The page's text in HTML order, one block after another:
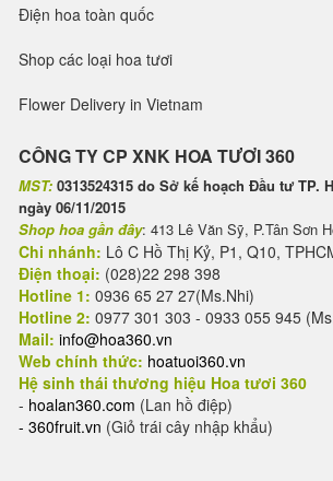
Điện hoa toàn quốc
Shop các loại hoa tươi
Flower Delivery in Vietnam
CÔNG TY CP XNK HOA TƯƠI 360
MST: 0313524315 do Sở kế hoạch Đầu tư TP.
ngày 06/11/2015
Shop hoa gần đây: 413 Lê Văn Sỹ, P.Tân Sơn
Chi nhánh: Lô C Hồ Thị Kỷ, P1, Q10,
Điện thoại: (028)22 298 398
Hotline 1: 0936 65 27 27(Ms.Nhi)
Hotline 2: 0977 301 303 - 0933 055 945
Mail: info@hoa360.vn
Web chính thức: hoatuoi360.vn
Hệ sinh thái thương hiệu Hoa tươi 360
- hoalan360.com (Lan hồ điệp)
- 360fruit.vn (Giỏ trái cây nhập khẩu)